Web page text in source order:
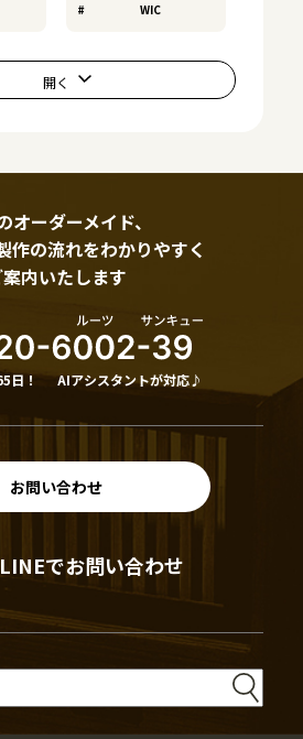
WIC
オーダーメイド、
作の流れをわかりやすく
案内いたします
日！ AIアシスタントが対応♪
お問い合わせ
LINEでお問い合わせ